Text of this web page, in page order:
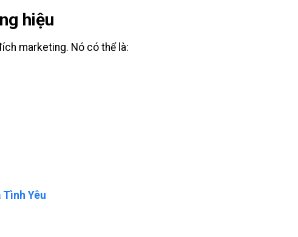
hiệu
marketing. Nó có thể là:
Tình Yêu